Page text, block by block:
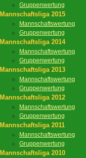
Gruppenwertung
Mannschaftsliga 2015
Mannschaftswertung
Gruppenwertung
Mannschaftsliga 2014
Mannschaftswertung
Gruppenwertung
Mannschaftsliga 2013
Mannschaftswertung
Gruppenwertung
Mannschaftsliga 2012
Mannschaftswertung
Gruppenwertung
Mannschaftsliga 2011
Mannschaftswertung
Gruppenwertung
Mannschaftsliga 2010